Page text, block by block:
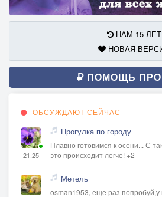
НАМ 15 ЛЕТ
НОВАЯ
ПОМОЩЬ
ОБСУЖДАЮТ СЕЙЧАС
21:25
Прогулка по городу
Плавно готовимся к осени... С
это происходит легче! +2
Метель
osman1953, еще раз попробуй,у